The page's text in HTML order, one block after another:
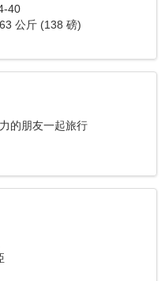
40
公斤 (138 磅)
的朋友一起旅行